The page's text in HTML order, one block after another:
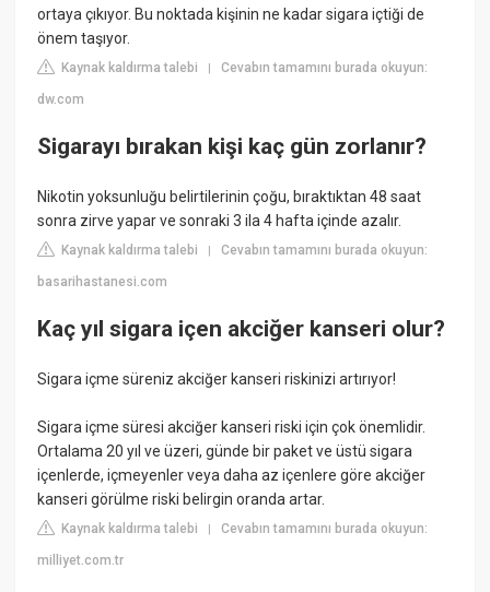
ortaya çıkıyor. Bu noktada kişinin ne kadar sigara içtiği de
önem taşıyor.
Kaynak kaldırma talebi |Cevabın tamamını burada okuyun:
dw.com
Sigarayı bırakan kişi kaç gün zorlanır?
Nikotin yoksunluğu belirtilerinin çoğu, bıraktıktan 48 saat
sonra zirve yapar ve sonraki 3 ila 4 hafta içinde azalır.
Kaynak kaldırma talebi |Cevabın tamamını burada okuyun:
basarihastanesi.com
Kaç yıl sigara içen akciğer kanseri olur?
Sigara içme süreniz akciğer kanseri riskinizi artırıyor!
Sigara içme süresi akciğer kanseri riski için çok önemlidir.
Ortalama 20 yıl ve üzeri, günde bir paket ve üstü sigara
içenlerde, içmeyenler veya daha az içenlere göre akciğer
kanseri görülme riski belirgin oranda artar.
Kaynak kaldırma talebi |Cevabın tamamını burada okuyun:
milliyet.com.tr